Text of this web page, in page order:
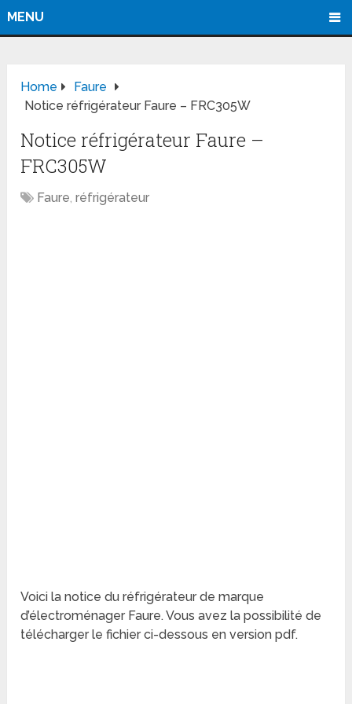
MENU
Home
Faure
Notice réfrigérateur Faure – FRC305W
Notice réfrigérateur Faure –
FRC305W
Faure,réfrigérateur
Voici la notice du réfrigérateur de marque
d’électroménager Faure. Vous avez la possibilité de
télécharger le fichier ci-dessous en version pdf.